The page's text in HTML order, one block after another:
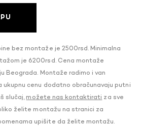
bez montaže je 2500rsd. Minimalna
je 6200rsd. Cena montaže
Beograda. Montaže radimo i van
ukupnu cenu dodatno obračunavaju putni
slučaj, možete nas kontaktirati za sve
želite montažu na stranici za
upišite da želite montažu.